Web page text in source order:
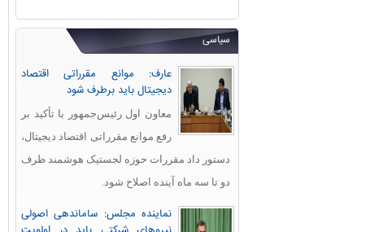
سیاسی
عارف: موانع مقرراتی اقتصاد
دیجیتال باید برطرف شود
معاون اول رئیس‌جمهور با تأکید بر
رفع موانع مقرراتی اقتصاد دیجیتال،
دستور داد مقررات حوزه لجستیک هوشمند ظرف
دو تا سه ماه آینده اصلاح شود.
نماینده مجلس: ساماندهی اصولی